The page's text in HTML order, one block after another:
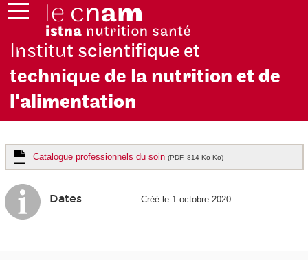
Institut scientifique et
technique de la nutrition et de
l'alimentation
Catalogue professionnels du soin (PDF, 814 Ko Ko)
Dates Créé le 1 octobre 2020